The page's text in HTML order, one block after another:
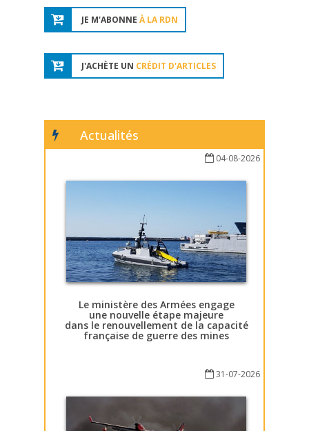
JE M'ABONNE À LA RDN
J'ACHÈTE UN CRÉDIT D'ARTICLES
Actualités
04-08-2026
Le ministère des Armées engage
une nouvelle étape majeure
dans le renouvellement de la capacité
française de guerre des mines
31-07-2026